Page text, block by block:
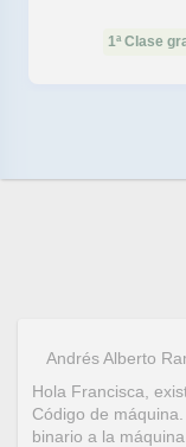
1ª Clase
Andrés Alberto
Hola Francisca,
Código de
binario a la